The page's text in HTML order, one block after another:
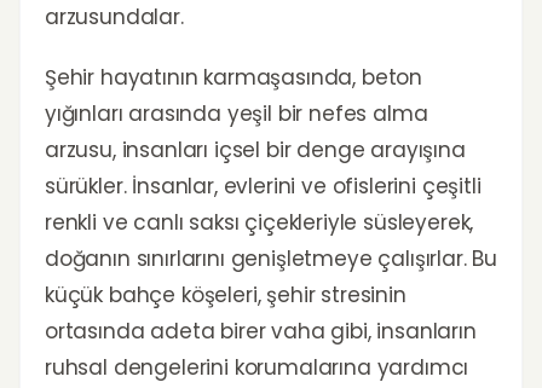
arzusundalar.
Şehir hayatının karmaşasında, beton
yığınları arasında yeşil bir nefes alma
arzusu, insanları içsel bir denge arayışına
sürükler. İnsanlar, evlerini ve ofislerini çeşitli
renkli ve canlı saksı çiçekleriyle süsleyerek,
doğanın sınırlarını genişletmeye çalışırlar. Bu
küçük bahçe köşeleri, şehir stresinin
ortasında adeta birer vaha gibi, insanların
ruhsal dengelerini korumalarına yardımcı